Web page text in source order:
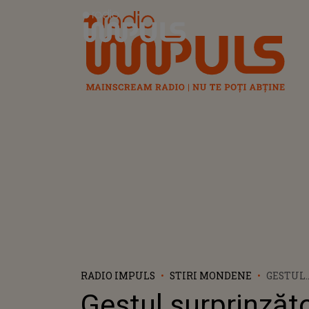
Radio Impuls
RADIO IMPULS STIRI MONDENE
GESTUL
RICH